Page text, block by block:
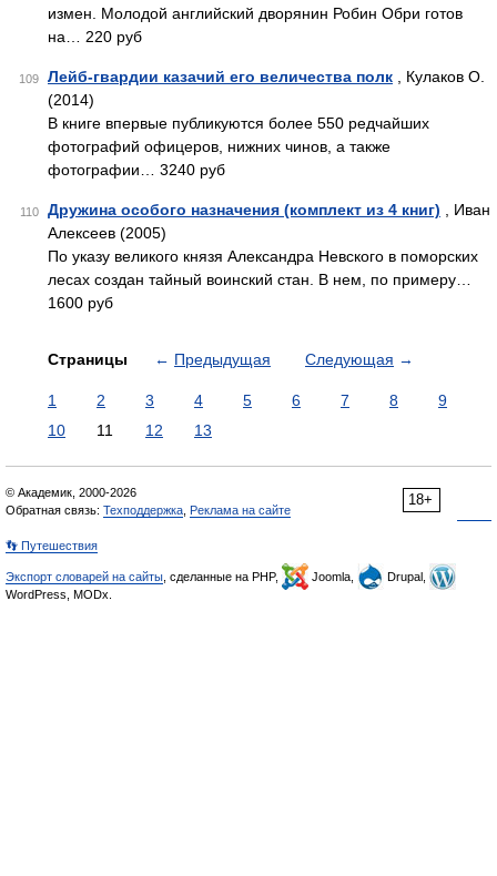
измен. Молодой английский дворянин Робин Обри готов
на… 220 руб
109 Лейб-гвардии казачий его величества полк , Кулаков О.
(2014)
В книге впервые публикуются более 550 редчайших
фотографий офицеров, нижних чинов, а также
фотографии… 3240 руб
110 Дружина особого назначения (комплект из 4 книг) , Иван
Алексеев (2005)
По указу великого князя Александра Невского в поморских
лесах создан тайный воинский стан. В нем, по примеру…
1600 руб
Страницы ← Предыдущая Следующая →
1 2 3 4 5 6 7 8
9
10
11 12 13
18+
© Академик, 2000-2026
Обратная связь: Техподдержка Реклама на сайте
👣 Путешествия
Экспорт словарей на сайты , сделанные на PHP, Joomla,
Drupal,
WordPress, MODx.